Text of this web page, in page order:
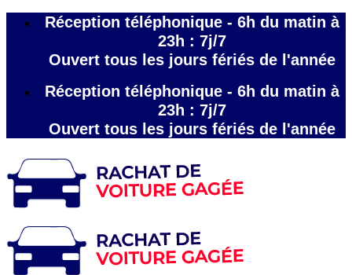
Réception téléphonique - 6h du matin à
23h : 7j/7
Ouvert tous les jours fériés de l'année
Réception téléphonique - 6h du matin à
23h : 7j/7
Ouvert tous les jours fériés de l'année